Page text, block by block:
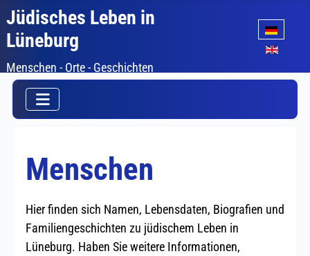
Jüdisches Leben in
Lüneburg
Menschen - Orte - Geschichten
Sprache